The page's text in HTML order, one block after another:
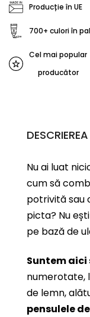
Producție în UE
700+ culori în
Cel mai popular
producător
Nu ai luat
cum să
potrivită sau
picta? Nu
pe bază de
Suntem
numerotate,
de lemn,
pensulele